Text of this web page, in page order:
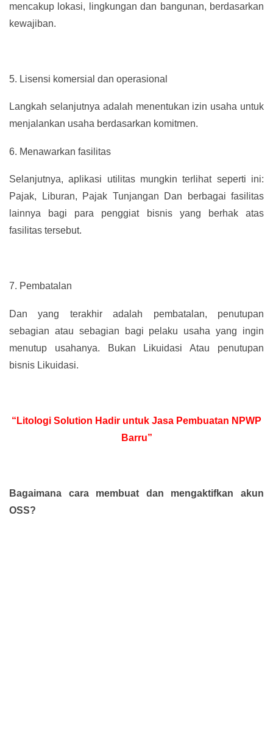
mencakup lokasi, lingkungan dan bangunan, berdasarkan
kewajiban.
5. Lisensi komersial dan operasional
Langkah selanjutnya adalah menentukan izin usaha untuk
menjalankan usaha berdasarkan komitmen.
6. Menawarkan fasilitas
Selanjutnya, aplikasi utilitas mungkin terlihat seperti ini:
Pajak, Liburan, Pajak Tunjangan Dan berbagai fasilitas
lainnya bagi para penggiat bisnis yang berhak atas
fasilitas tersebut.
7. Pembatalan
Dan yang terakhir adalah pembatalan, penutupan
sebagian atau sebagian bagi pelaku usaha yang ingin
menutup usahanya. Bukan Likuidasi Atau penutupan
bisnis Likuidasi.
“Litologi Solution Hadir untuk Jasa Pembuatan NPWP
Barru”
Bagaimana cara membuat dan mengaktifkan akun
OSS?